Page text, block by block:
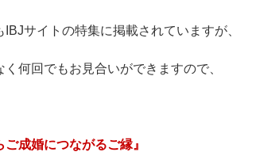
IBJサイトの特集に掲載されていますが、
何回でもお見合いができますので、
成婚につながるご縁』